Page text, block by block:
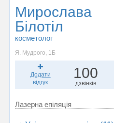
Мирослава
Білотіл
косметолог
Я. Мудрого, 1Б
Додати
відгук
100
дзвінків
Лазерна епіляція